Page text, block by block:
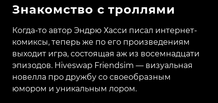
Знакомство с троллями
Когда-то автор Эндрю Хасси писал интернет-
комиксы, теперь же по его произведениям
выходит игра, состоящая аж из восемнадцати
эпизодов. Hiveswap Friendsim — визуальная
новелла про дружбу со своеобразным
юмором и уникальным лором.